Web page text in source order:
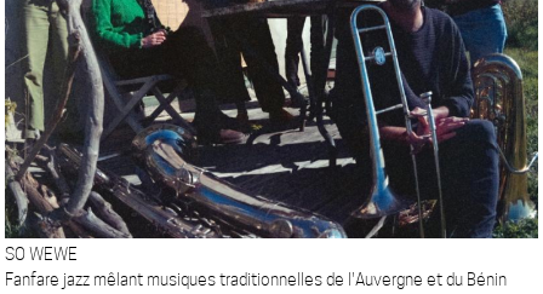
SO WEWE
Fanfare jazz mêlant musiques traditionnelles de l'Auvergne et du Bénin